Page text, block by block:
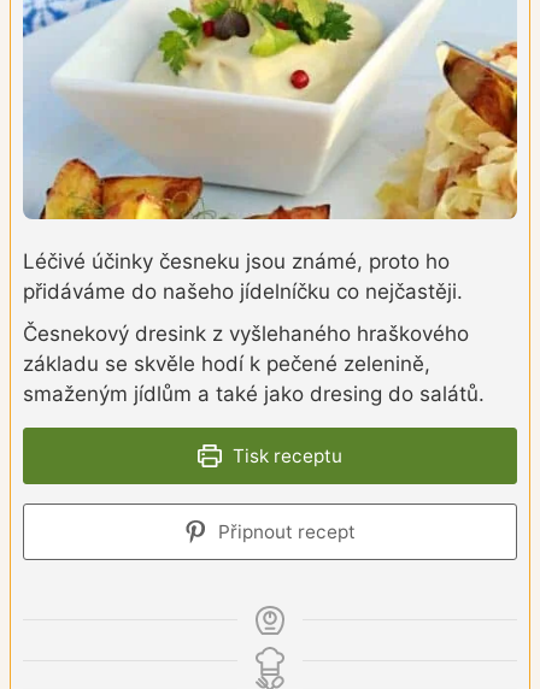
Léčivé účinky česneku jsou známé, proto ho
přidáváme do našeho jídelníčku co nejčastěji.
Česnekový dresink z vyšlehaného hraškového
základu se skvěle hodí k pečené zelenině,
smaženým jídlům a také jako dresing do salátů.
Tisk receptu
Připnout recept